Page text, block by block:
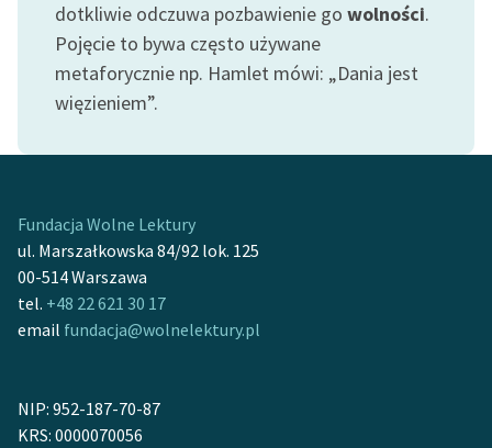
dotkliwie odczuwa pozbawienie go wolności.
Pojęcie to bywa często używane
metaforycznie np. Hamlet mówi: „Dania jest
więzieniem”.
Fundacja Wolne Lektury
ul. Marszałkowska 84/92 lok. 125
00-514 Warszawa
tel. +48 22 621 30 17
email fundacja@wolnelektury.pl
NIP: 952-187-70-87
KRS: 0000070056